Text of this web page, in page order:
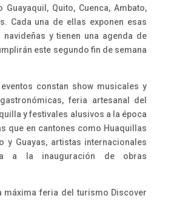
Quito, Cuenca, Ambato,
Cada una de ellas exponen esas
navideñas y tienen una agenda de
este segundo fin de semana
constan show musicales y
feria artesanal del
y festivales alusivos a la época
que en cantones como Huaquillas
y Guayas, artistas internacionales
a la inauguración de obras
máxima feria del turismo Discover